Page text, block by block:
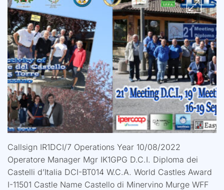
Callsign IR1DCI/7 Operations Year 10/08/2022
Operatore Manager Mgr IK1GPG D.C.I. Diploma dei
Castelli d’Italia DCI-BT014 W.C.A. World Castles Award
I-11501 Castle Name Castello di Minervino Murge WFF